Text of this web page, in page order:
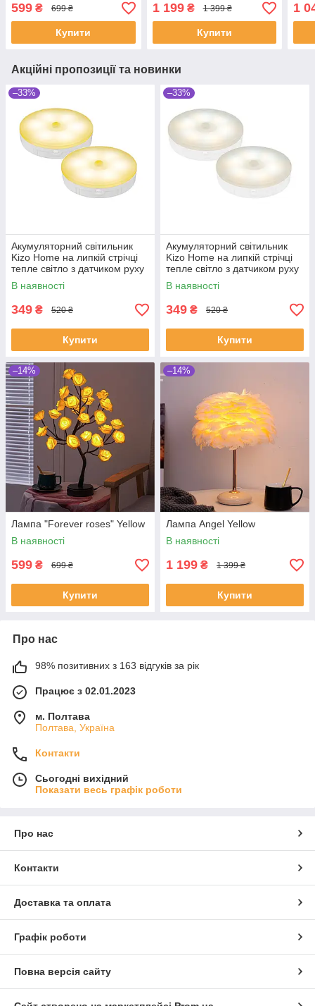
599 ₴ 699 ₴
Купити
1 199₴ 1 399 ₴
Купити
1
Акційні пропозиції та новинки
–33%
Акумуляторний світильник
Kizo Home на липкій стрічці
тепле світло з датчиком руху
2 шт
В наявності
349 ₴ 520 ₴
Купити
–33%
Акумуляторний світильник
Kizo Home на липкій стрічці
тепле світло з датчиком руху
2 шт
В наявності
349 ₴ 520 ₴
Купити
–14%
Лампа "Forever roses" Yellow
В наявності
599 ₴ 699 ₴
Купити
–14%
Лампа Angel Yellow
В наявності
1 199 ₴ 1 399 ₴
Купити
Про нас
98% позитивних з 163 відгуків за рік
Працює з 02.01.2023
м. Полтава
Полтава, Україна
Контакти
Сьогодні вихідний
Показати весь графік роботи
Про нас
Контакти
Доставка та оплата
Графік роботи
Повна версія сайту